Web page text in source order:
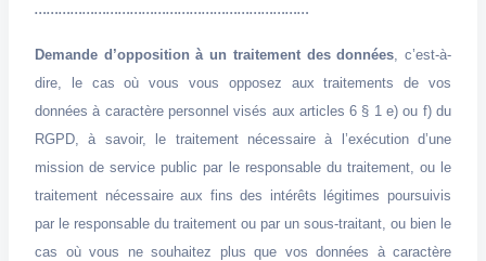
……………………………………………………………
Demande d’opposition à un traitement des données, c’est-à-
dire, le cas où vous vous opposez aux traitements de vos
données à caractère personnel visés aux articles 6 § 1 e) ou f) du
RGPD, à savoir, le traitement nécessaire à l’exécution d’une
mission de service public par le responsable du traitement, ou le
traitement nécessaire aux fins des intérêts légitimes poursuivis
par le responsable du traitement ou par un sous-traitant, ou bien le
cas où vous ne souhaitez plus que vos données à caractère